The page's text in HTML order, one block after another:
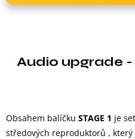
Audio upgrade -
Obsahem balíčku STAGE 1 je
středových reproduktorů ,